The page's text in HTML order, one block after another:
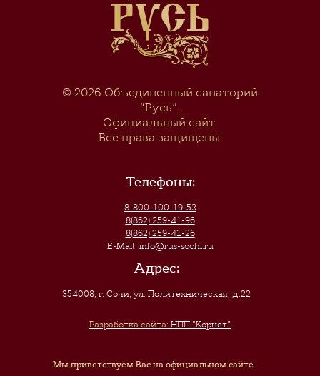
© 2026 Объединенный санаторий
“Русь”.
Официальный сайт.
Все права защищены.
Телефоны:
8-800-100-19-53
8(862) 259-41-96
8(862) 259-41-26
E-Mail: info@rus-sochi.ru
Адрес:
354008, г. Сочи,ул. Политехническая, д.22
Разработка сайта: НПП "Корнет"
Мы приветствуем Вас на официальном сайте